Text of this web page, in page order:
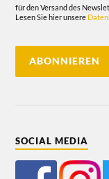
für den Versand des
Lesen Sie hier unsere
SOCIAL MEDIA